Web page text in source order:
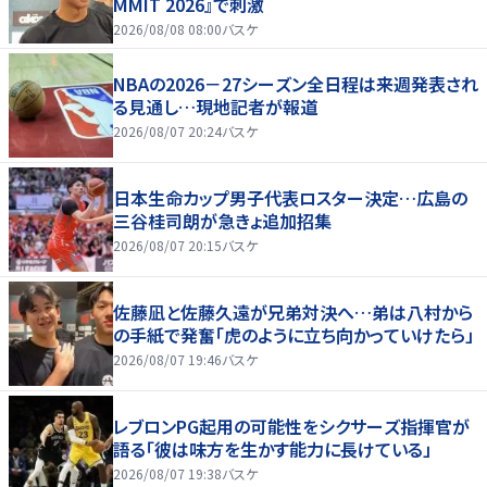
2026/08/08 08:00バスケ
NBAの2026－27シーズン全日程は来週発表され
る見通し…現地記者が報道
2026/08/07 20:24バスケ
日本生命カップ男子代表ロスター決定…広島の
三谷桂司朗が急きょ追加招集
2026/08/07 20:15バスケ
佐藤凪と佐藤久遠が兄弟対決へ…弟は八村から
の手紙で発奮「虎のように立ち向かっていけたら」
2026/08/07 19:46バスケ
レブロンPG起用の可能性をシクサーズ指揮官が
語る「彼は味方を生かす能力に長けている」
2026/08/07 19:38バスケ